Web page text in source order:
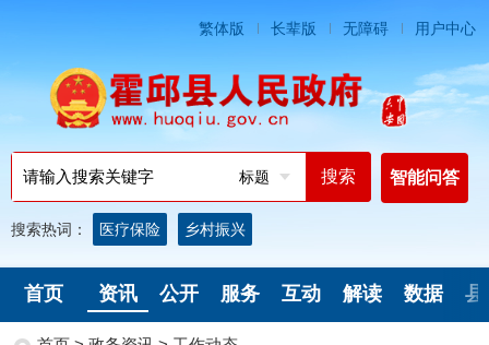
繁体版 长辈版 无障碍 用户中心
标题 智能问答
搜索热词： 医疗保险 乡村振兴
首页 资讯 公开 服务 互动 解读 数据 县